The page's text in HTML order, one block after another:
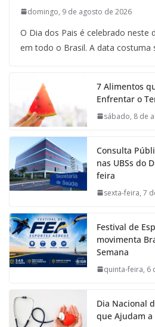
domingo, 9 de agosto de 2026
O Dia dos Pais é celebrado neste
em todo o Brasil. A data costuma
7 Alimentos
Enfrentar o
sábado, 8 de
Consulta
nas UBSs do
feira
sexta-feira, 7
Festival de
movimenta
Semana
quinta-feira, 6
Dia Nacional
que Ajudam a